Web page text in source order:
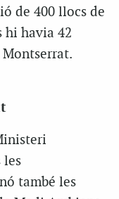
de 400 llocs de
hi havia 42
Montserrat.
les
també les